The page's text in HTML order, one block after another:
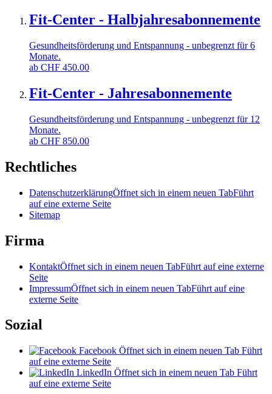
Fit-Center - Halbjahresabonnemente
Gesundheitsförderung und Entspannung - unbegrenzt für 6
Monate.
ab CHF 450.00
Fit-Center - Jahresabonnemente
Gesundheitsförderung und Entspannung - unbegrenzt für 12
Monate.
ab CHF 850.00
Rechtliches
DatenschutzerklärungÖffnet sich in einem neuen TabFührt
auf eine externe Seite
Sitemap
Firma
KontaktÖffnet sich in einem neuen TabFührt auf eine externe
Seite
ImpressumÖffnet sich in einem neuen TabFührt auf eine
externe Seite
Sozial
Facebook Öffnet sich in einem neuen Tab Führt
auf eine externe Seite
LinkedIn Öffnet sich in einem neuen Tab Führt
auf eine externe Seite